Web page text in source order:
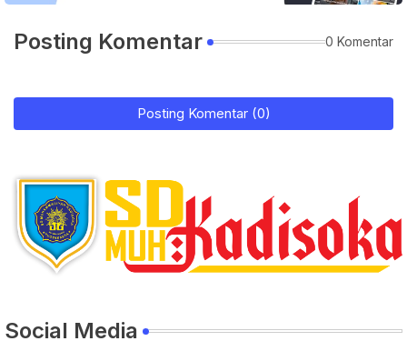
Posting Komentar 0 Komentar
Posting Komentar (0)
Social Media